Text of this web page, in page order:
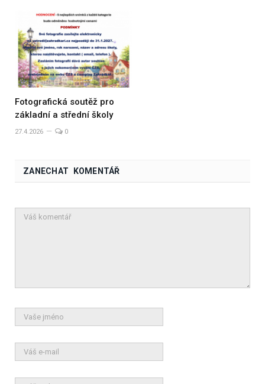
Fotografická soutěž pro
základní a střední školy
27.4.2026 0
ZANECHAT KOMENTÁŘ